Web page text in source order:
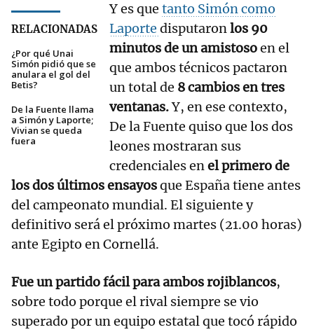
RELACIONADAS
¿Por qué Unai
Simón pidió que se
anulara el gol del
Betis?
De la Fuente llama
a Simón y Laporte;
Vivian se queda
fuera
Y es que tanto Simón como
Laporte disputaronlos 90
minutos de un amistosoen el
que ambos técnicos pactaron
un total de 8 cambios en tres
ventanas.Y, en ese contexto,
De la Fuente quiso que los dos
leones mostraran sus
credenciales enel primero de
los dos últimos ensayosque España tiene antes
del campeonato mundial. El siguiente y
definitivo será el próximo martes (21.00 horas)
ante Egipto en Cornellá.
Fue un partido fácil para ambos rojiblancos,
sobre todo porque el rival siempre se vio
superado por un equipo estatal que tocó rápido